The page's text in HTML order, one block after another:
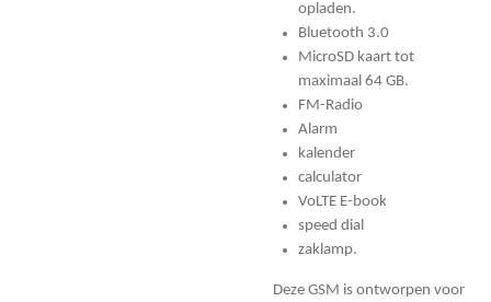
opladen.
Bluetooth 3.0
MicroSD kaart tot
maximaal 64 GB.
FM-Radio
Alarm
kalender
calculator
VoLTE E-book
speed dial
zaklamp.
Deze GSM is ontworpen voor